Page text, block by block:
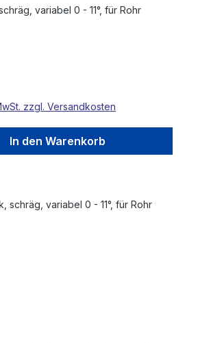
variabel 0 - 11°, für Rohr
zzgl. Versandkosten
In den Warenkorb